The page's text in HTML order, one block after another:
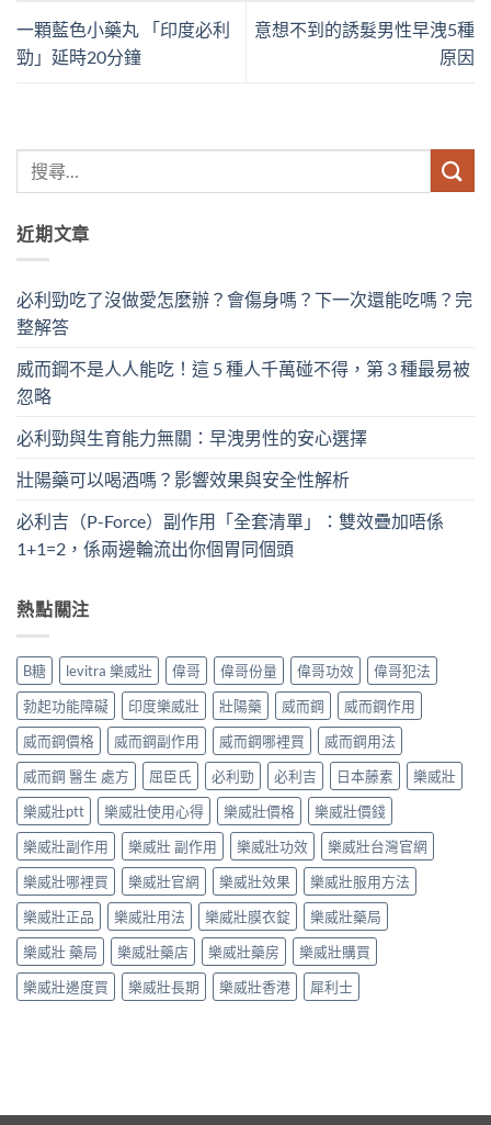
一顆藍色小藥丸 「印度必利
勁」延時20分鐘
意想不到的誘髮男性早洩5種
原因
近期文章
必利勁吃了沒做愛怎麼辦？會傷身嗎？下一次還能吃嗎？完
整解答
威而鋼不是人人能吃！這 5 種人千萬碰不得，第 3 種最易被
忽略
必利勁與生育能力無關：早洩男性的安心選擇
壯陽藥可以喝酒嗎？影響效果與安全性解析
必利吉（P-Force）副作用「全套清單」：雙效疊加唔係
1+1=2，係兩邊輪流出你個胃同個頭
熱點關注
B糖 levitra 樂威壯 偉哥 偉哥份量 偉哥功效
偉哥犯法
勃起功能障礙
印度樂威壯 壯陽藥 威而鋼
威而鋼作用
威而鋼價格
威而鋼副作用 威而鋼哪裡買
威而鋼用法
威而鋼 醫生 處方
屈臣氏 必利勁 必利吉 日本藤素
樂威壯
樂威壯ptt
樂威壯使用心得 樂威壯價格
樂威壯價錢
樂威壯副作用
樂威壯 副作用 樂威壯功效
樂威壯台灣官網
樂威壯哪裡買
樂威壯官網 樂威壯效果
樂威壯服用方法
樂威壯正品
樂威壯用法 樂威壯膜衣錠
樂威壯藥局
樂威壯 藥局
樂威壯藥店 樂威壯藥房
樂威壯購買
樂威壯邊度買
樂威壯長期 樂威壯香港 犀利士